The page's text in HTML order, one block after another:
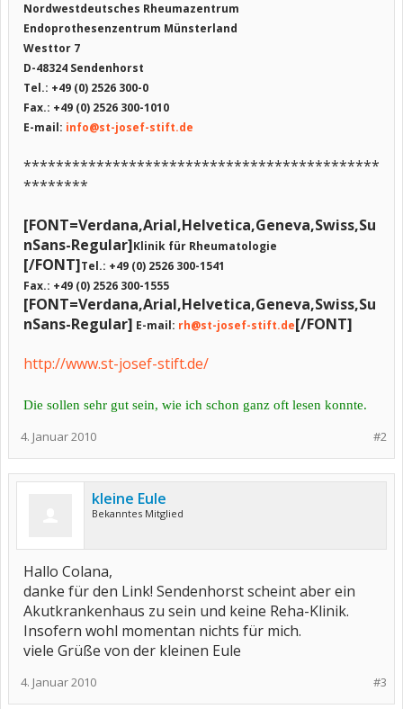
Nordwestdeutsches Rheumazentrum
Endoprothesenzentrum Münsterland
Westtor 7
D-48324 Sendenhorst
Tel.: +49 (0) 2526 300-0
Fax.: +49 (0) 2526 300-1010
E-mail: info@st-josef-stift.de
********************************************
********
[FONT=Verdana,Arial,Helvetica,Geneva,Swiss,Su
nSans-Regular]Klinik für Rheumatologie
[/FONT]Tel.: +49 (0) 2526 300-1541
Fax.: +49 (0) 2526 300-1555
[FONT=Verdana,Arial,Helvetica,Geneva,Swiss,Su
nSans-Regular] E-mail: rh@st-josef-stift.de[/FONT]
http://www.st-josef-stift.de/
Die sollen sehr gut sein, wie ich schon ganz oft lesen konnte.
#2
4. Januar 2010
kleine Eule
Bekanntes Mitglied
Hallo Colana,
danke für den Link! Sendenhorst scheint aber ein
Akutkrankenhaus zu sein und keine Reha-Klinik.
Insofern wohl momentan nichts für mich.
viele Grüße von der kleinen Eule
#3
4. Januar 2010